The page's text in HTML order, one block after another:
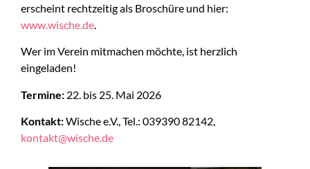
erscheint rechtzeitig als Broschüre und hier:
www.wische.de
Wer im Verein mitmachen möchte, ist herzlich
eingeladen!
Termine: 22. bis 25. Mai 2026
Kontakt:Wische e.V., Tel.: 039390 82142,
kontakt@wische.de